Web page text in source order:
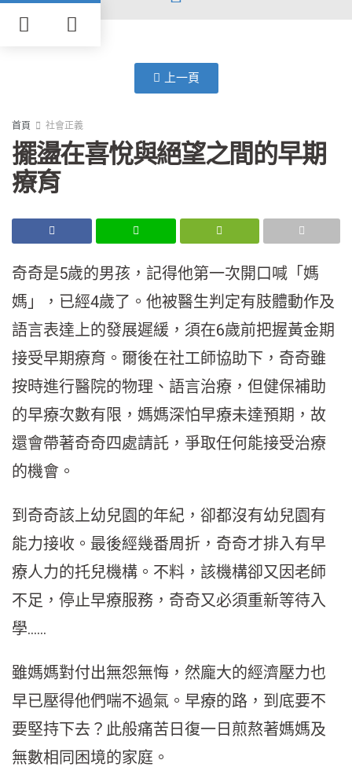
上一頁
首頁 社會正義
擺盪在喜悅與絕望之間的早期
療育
奇奇是5歲的男孩，記得他第一次開口喊「媽
媽」，已經4歲了。他被醫生判定有肢體動作及
語言表達上的發展遲緩，須在6歲前把握黃金期
接受早期療育。爾後在社工師協助下，奇奇雖
按時進行醫院的物理、語言治療，但健保補助
的早療次數有限，媽媽深怕早療未達預期，故
還會帶著奇奇四處請託，爭取任何能接受治療
的機會。
到奇奇該上幼兒園的年紀，卻都沒有幼兒園有
能力接收。最後經幾番周折，奇奇才排入有早
療人力的托兒機構。不料，該機構卻又因老師
不足，停止早療服務，奇奇又必須重新等待入
學……
雖媽媽對付出無怨無悔，然龐大的經濟壓力也
早已壓得他們喘不過氣。早療的路，到底要不
要堅持下去？此般痛苦日復一日煎熬著媽媽及
無數相同困境的家庭。